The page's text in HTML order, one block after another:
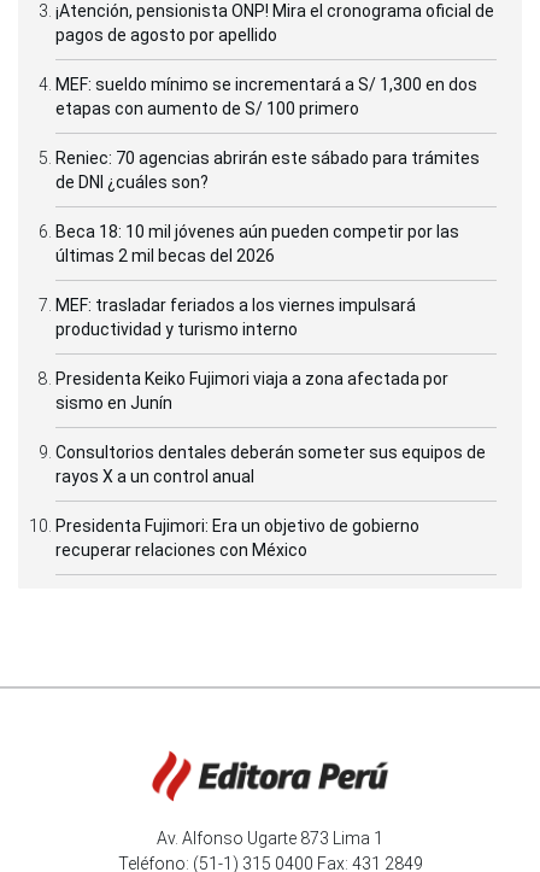
¡Atención, pensionista ONP! Mira el cronograma oficial de
pagos de agosto por apellido
MEF: sueldo mínimo se incrementará a S/ 1,300 en dos
etapas con aumento de S/ 100 primero
Reniec: 70 agencias abrirán este sábado para trámites
de DNI ¿cuáles son?
Beca 18: 10 mil jóvenes aún pueden competir por las
últimas 2 mil becas del 2026
MEF: trasladar feriados a los viernes impulsará
productividad y turismo interno
Presidenta Keiko Fujimori viaja a zona afectada por
sismo en Junín
Consultorios dentales deberán someter sus equipos de
rayos X a un control anual
Presidenta Fujimori: Era un objetivo de gobierno
recuperar relaciones con México
Av. Alfonso Ugarte 873 Lima 1
Teléfono: (51-1) 315 0400 Fax: 431 2849